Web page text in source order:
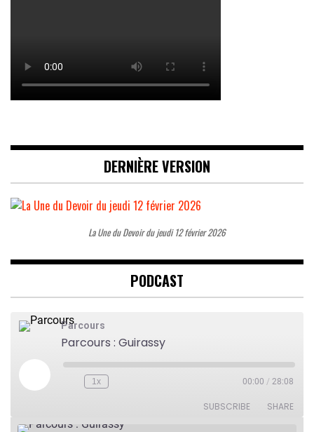
DERNIÈRE VERSION
La Une du Devoir du jeudi 12 février 2026
PODCAST
Parcours
Parcours : Guirassy
Play
Episode
Rewind
1x 00:00 / 28:08
SUBSCRIBE SHARE